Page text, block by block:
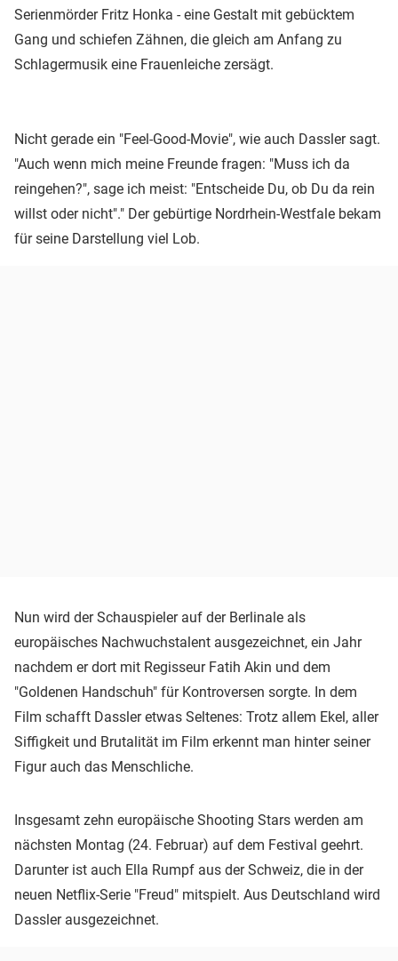
Serienmörder Fritz Honka - eine Gestalt mit gebücktem
Gang und schiefen Zähnen, die gleich am Anfang zu
Schlagermusik eine Frauenleiche zersägt.
Nicht gerade ein "Feel-Good-Movie", wie auch Dassler sagt.
"Auch wenn mich meine Freunde fragen: "Muss ich da
reingehen?", sage ich meist: "Entscheide Du, ob Du da rein
willst oder nicht"." Der gebürtige Nordrhein-Westfale bekam
für seine Darstellung viel Lob.
Nun wird der Schauspieler auf der Berlinale als
europäisches Nachwuchstalent ausgezeichnet, ein Jahr
nachdem er dort mit Regisseur Fatih Akin und dem
"Goldenen Handschuh" für Kontroversen sorgte. In dem
Film schafft Dassler etwas Seltenes: Trotz allem Ekel, aller
Siffigkeit und Brutalität im Film erkennt man hinter seiner
Figur auch das Menschliche.
Insgesamt zehn europäische Shooting Stars werden am
nächsten Montag (24. Februar) auf dem Festival geehrt.
Darunter ist auch Ella Rumpf aus der Schweiz, die in der
neuen Netflix-Serie "Freud" mitspielt. Aus Deutschland wird
Dassler ausgezeichnet.